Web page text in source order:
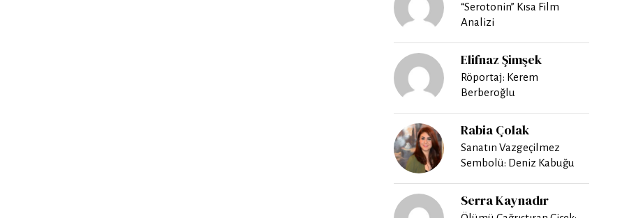
“Serotonin” Kısa Film
Analizi
Elifnaz Şimşek
Röportaj: Kerem
Berberoğlu
Rabia Çolak
Sanatın Vazgeçilmez
Sembolü: Deniz Kabuğu
Serra Kaynadır